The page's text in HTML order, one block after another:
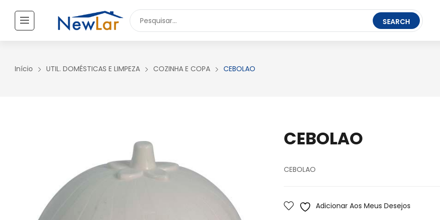
SEARCH
Início
UTIL. DOMÉSTICAS E LIMPEZA COZINHA E COPA CEBOLAO
CEBOLAO
CEBOLAO
Adicionar Aos Meus Desejos